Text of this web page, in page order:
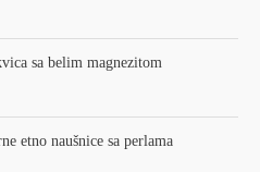
sa belim magnezitom
etno naušnice sa perlama